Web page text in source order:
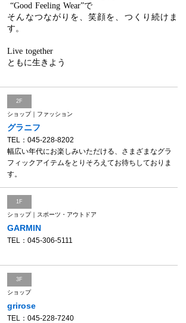
“Good Feeling Wear”で
そんなつながりを、笑顔を、つくり続けま
す。
Live together
ともに生きよう
2F
ショップ｜ファッション
グラニフ
TEL：045-228-8202
幅広い年代にお楽しみいただける、さまざまなグラ
フィックアイテムをとりそろえてお待ちしておりま
す。
1F
ショップ｜スポーツ・アウトドア
GARMIN
TEL：045-306-5111
3F
ショップ
grirose
TEL：045-228-7240